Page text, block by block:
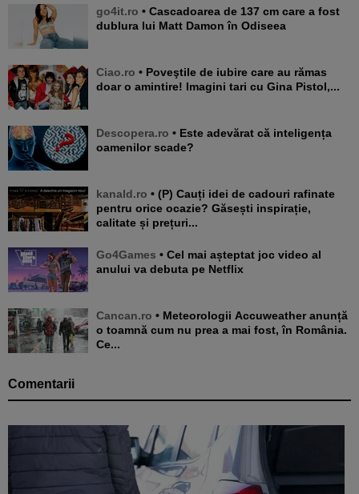
go4it.ro • Cascadoarea de 137 cm care a fost
dublura lui Matt Damon în Odiseea
Ciao.ro • Poveştile de iubire care au rămas
doar o amintire! Imagini tari cu Gina Pistol,...
Descopera.ro • Este adevărat că inteligența
oamenilor scade?
kanald.ro • (P) Cauți idei de cadouri rafinate
pentru orice ocazie? Găsești inspirație,
calitate și prețuri...
Go4Games • Cel mai așteptat joc video al
anului va debuta pe Netflix
Cancan.ro • Meteorologii Accuweather anunță
o toamnă cum nu prea a mai fost, în România.
Ce...
Comentarii